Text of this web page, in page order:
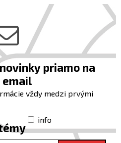
priamo na
email
vždy medzi prvými
info